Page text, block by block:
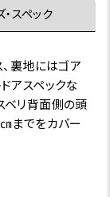
・スペック
裏地にはゴア
アスペックな
ベリ背面側の頭
までをカバー